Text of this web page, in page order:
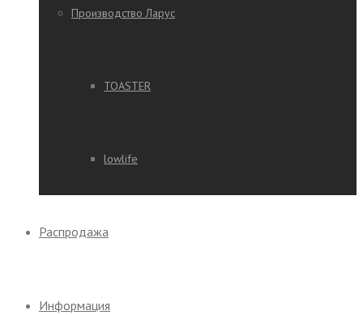
Производство Ларус
TOASTER
lowlife
Распродажа
Информация